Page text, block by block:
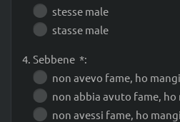
stesse male
stasse male
4. Sebbene *:
non avevo fame, ho
non abbia avuto fame,
non avessi fame, ho